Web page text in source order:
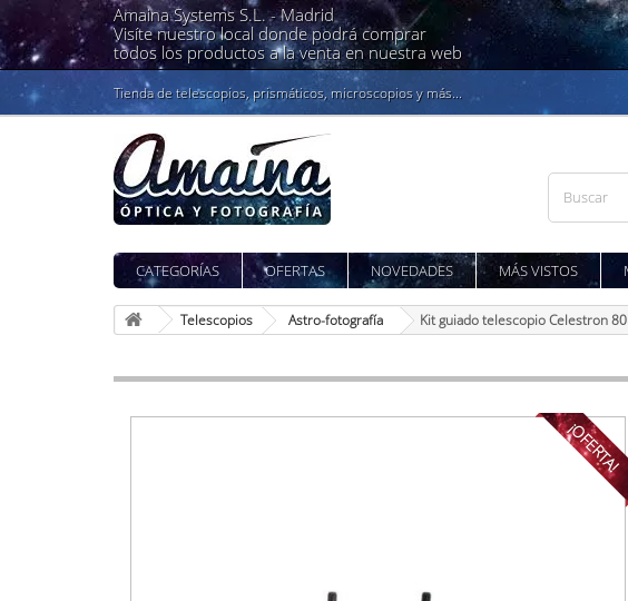
Amaina Systems S.L. -Madrid
Visíte nuestro local donde podrá comprar
todos los productos a la venta en nuestra web
Tienda de telescopios, prismáticos, microscopios y más...
CATEGORÍAS OFERTAS NOVEDADES MÁS VISTOS
Telescopios Astro-fotografía Kit guiado telescopio Celestron
¡OFERTA!